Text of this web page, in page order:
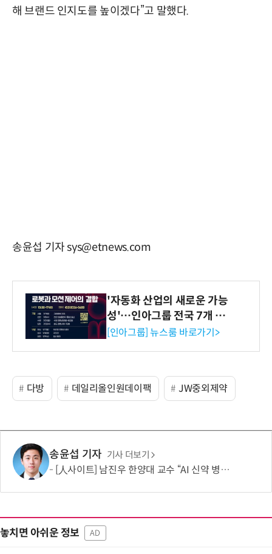
해 브랜드 인지도를 높이겠다”고 말했다.
송윤섭 기자 sys@etnews.com
'자동화 산업의 새로운 가능
성'…인아그룹 전국 7개 도
시 세미나 페어 개최
[인아그룹] 뉴스룸 바로가기>
다방 데일리올인원데이팩 JW중외제약
송윤섭 기자 기사 더보기
[人사이트] 남진우 한양대 교수 “AI 신약 병목, K-문샷으로 극복해 개발 속도 10배 향상”
놓치면 아쉬운 정보 AD